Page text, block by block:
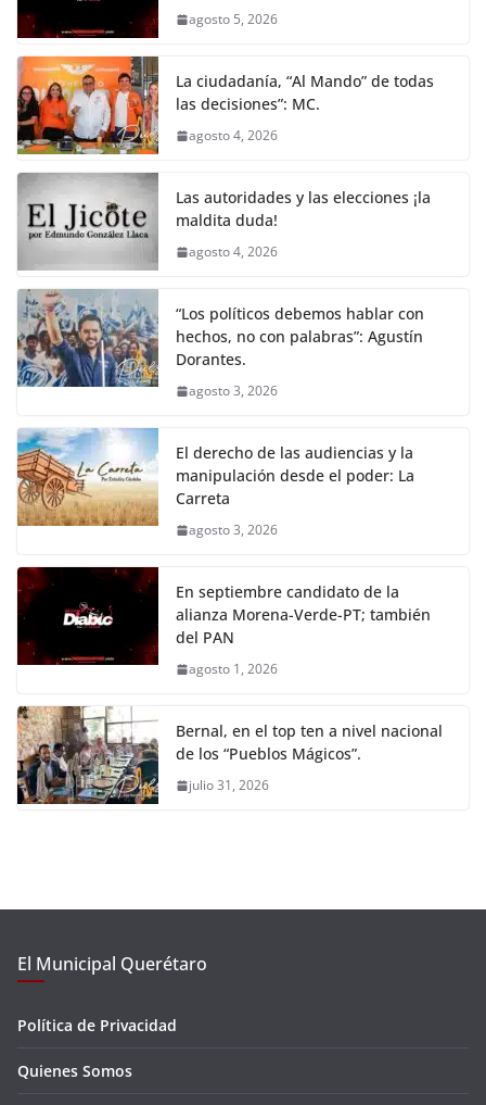
agosto 5, 2026
La ciudadanía, “Al Mando” de todas
las decisiones”: MC.
agosto 4, 2026
Las autoridades y las elecciones ¡la
maldita duda!
agosto 4, 2026
“Los políticos debemos hablar con
hechos, no con palabras”: Agustín
Dorantes.
agosto 3, 2026
El derecho de las audiencias y la
manipulación desde el poder: La
Carreta
agosto 3, 2026
En septiembre candidato de la
alianza Morena-Verde-PT; también
del PAN
agosto 1, 2026
Bernal, en el top ten a nivel nacional
de los “Pueblos Mágicos”.
julio 31, 2026
El Municipal Querétaro
Política de Privacidad
Quienes Somos